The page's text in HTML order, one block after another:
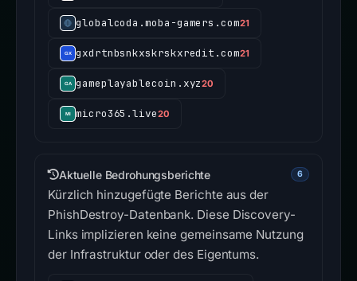
globalcoda.moba-gamers.com21
gxdrtnbsnkxskrskxredit.com21
gameplayablecoin.xyz20
micro365.live20
Aktuelle Bedrohungsberichte 6
Kürzlich hinzugefügte Berichte aus der
PhishDestroy-Datenbank. Diese Discovery-
Links implizieren keine gemeinsame Nutzung
der Infrastruktur oder des Eigentums.